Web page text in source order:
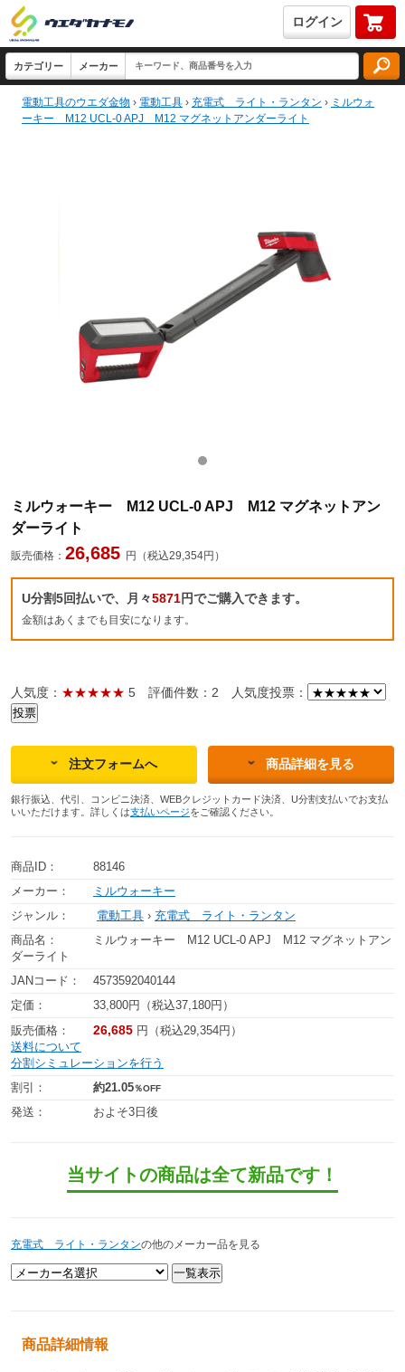
ログイン
電動工具のウエダ金物 › 電動工具 › 充電式 ライト・ランタン › ミルウォ
ーキー M12 UCL-0 APJ M12 マグネットアンダーライト
ミルウォーキー M12 UCL-0 APJ M12 マグネットアン
ダーライト
販売価格： 26,685 円（税込29,354円）
U分割5回払いで、月々5871円でご購入できます。
金額はあくまでも目安になります。
人気度： ★★★★★ 5 評価件数：2 人気度投票：
注文フォームへ 商品詳細を見る
銀行振込、代引、コンビニ決済、WEBクレジットカード決済、U分割支払いでお支払
いいただけます。詳しくは支払いページをご確認ください。
商品ID：
88146
メーカー：
ミルウォーキー
ジャンル：
電動工具 › 充電式 ライト・ランタン
商品名：
ミルウォーキー M12 UCL-0 APJ M12 マグネットアン
ダーライト
JANコード：
4573592040144
定価：
33,800円（税込37,180円）
販売価格：
26,685 円（税込29,354円）
送料について
分割シミュレーションを行う
割引：
約21.05％OFF
発送： およそ3日後
当サイトの商品は全て新品です！
充電式 ライト・ランタンの他のメーカー品を見る
商品詳細情報